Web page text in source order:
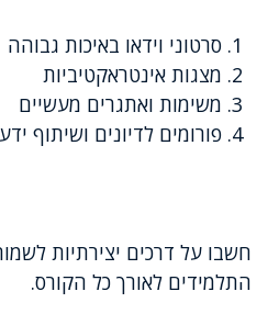
סרטוני וידאו באיכות גבוהה
מצגות אינטראקטיביות
משימות ואתגרים מעשיים
פורומים לדיונים ושיתוף
חשבו על דרכים יצירתיות
התלמידים לאורך כל הקורס.